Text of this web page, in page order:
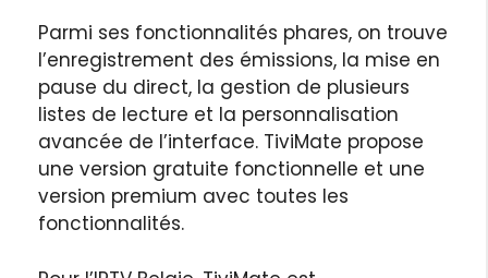
Parmi ses fonctionnalités phares, on trouve
l’enregistrement des émissions, la mise en
pause du direct, la gestion de plusieurs
listes de lecture et la personnalisation
avancée de l’interface. TiviMate propose
une version gratuite fonctionnelle et une
version premium avec toutes les
fonctionnalités.